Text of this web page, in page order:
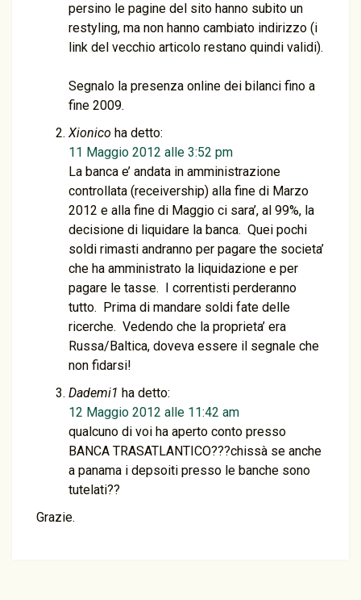
persino le pagine del sito hanno subito un
restyling, ma non hanno cambiato indirizzo (i
link del vecchio articolo restano quindi validi).
Segnalo la presenza online dei bilanci fino a
fine 2009.
Xionico ha detto:
11 Maggio 2012 alle 3:52 pm
La banca e’ andata in amministrazione
controllata (receivership) alla fine di Marzo
2012 e alla fine di Maggio ci sara’, al 99%, la
decisione di liquidare la banca. Quei pochi
soldi rimasti andranno per pagare the societa’
che ha amministrato la liquidazione e per
pagare le tasse. I correntisti perderanno
tutto. Prima di mandare soldi fate delle
ricerche. Vedendo che la proprieta’ era
Russa/Baltica, doveva essere il segnale che
non fidarsi!
Dademi1 ha detto:
12 Maggio 2012 alle 11:42 am
qualcuno di voi ha aperto conto presso
BANCA TRASATLANTICO???chissà se anche
a panama i depsoiti presso le banche sono
tutelati??
Grazie.